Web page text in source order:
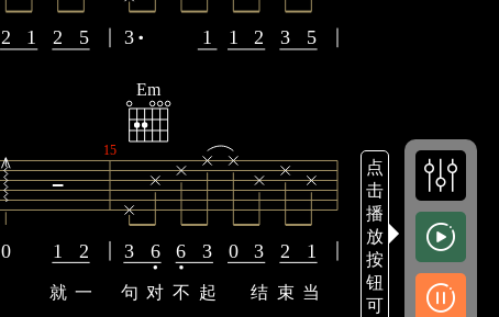
2 1 2 5 3 1 1 2 3 5
0 1 2
就 一
15
Em
3 6 6 3 0 3 2 1
句 对 不 起 结 束 当
点
击
播
放
按
钮
可